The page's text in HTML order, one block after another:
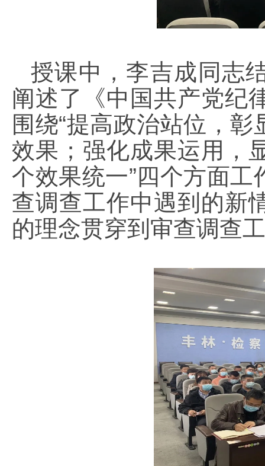
授课中，李吉成同志
阐述了《中国共产党纪
围绕“提高政治站位，
效果；强化成果运用，
个效果统一”四个方面
查调查工作中遇到的新
的理念贯穿到审查调查